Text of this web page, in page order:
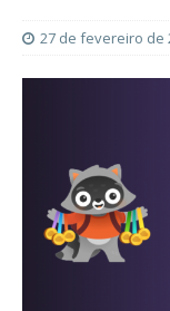
27 de fevereiro de